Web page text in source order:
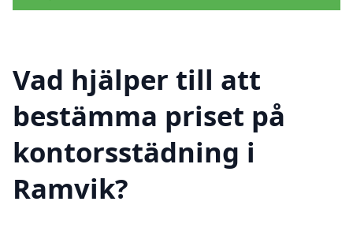
Vad hjälper till att
bestämma priset på
kontorsstädning i
Ramvik?